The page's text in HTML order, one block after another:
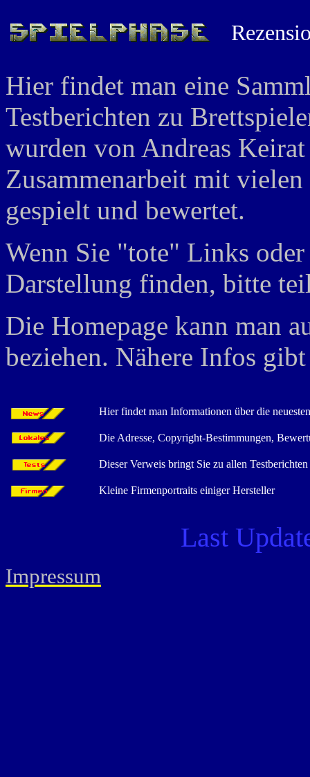
Hier findet man eine
Testberichten zu
wurden von Andreas
Zusammenarbeit mit
gespielt und bewertet.
Wenn Sie "tote" Links
Darstellung finden, bitte
Die Homepage kann man
beziehen. Nähere Infos
Hier findet man Informationen über die
Die Adresse, Copyright-Bestimmungen,
Dieser Verweis bringt Sie zu allen Testberichten
Kleine Firmenportraits einiger Hersteller
Last
Impressum